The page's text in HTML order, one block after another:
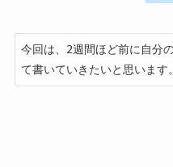
今回は、2週間ほど前に自分
て書いていきたいと思います。